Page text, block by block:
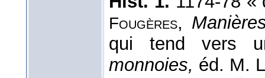
Fougères,
qui tend vers
monnoies, éd. M.